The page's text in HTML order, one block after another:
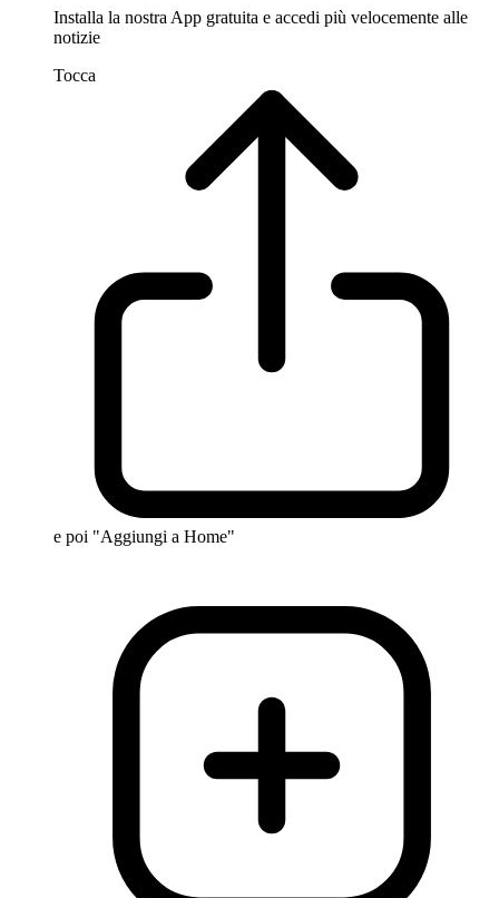
Installa la nostra App gratuita e accedi più velocemente alle
notizie
Tocca
e poi "Aggiungi a Home"